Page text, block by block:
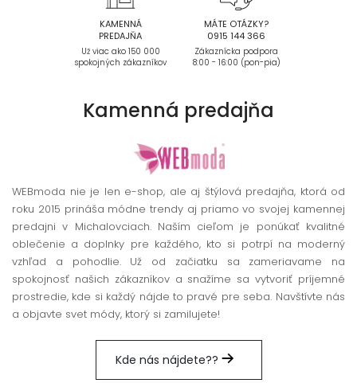
KAMENNÁ
PREDAJŇA
Už viac ako 150 000
spokojných zákazníkov
MÁTE OTÁZKY?
0915 144 366
Zákaznícka podpora
8:00 - 16:00 (pon-pia)
Kamenná predajňa
WEBmoda nie je len e-shop, ale aj štýlová predajňa, ktorá od
roku 2015 prináša módne trendy aj priamo vo svojej kamennej
predajni v Michalovciach. Naším cieľom je ponúkať kvalitné
oblečenie a doplnky pre každého, kto si potrpí na moderný
vzhľad a pohodlie. Už od začiatku sa zameriavame na
spokojnosť našich zákazníkov a snažíme sa vytvoriť príjemné
prostredie, kde si každý nájde to pravé pre seba. Navštívte nás
a objavte svet módy, ktorý si zamilujete!
Kde nás nájdete??